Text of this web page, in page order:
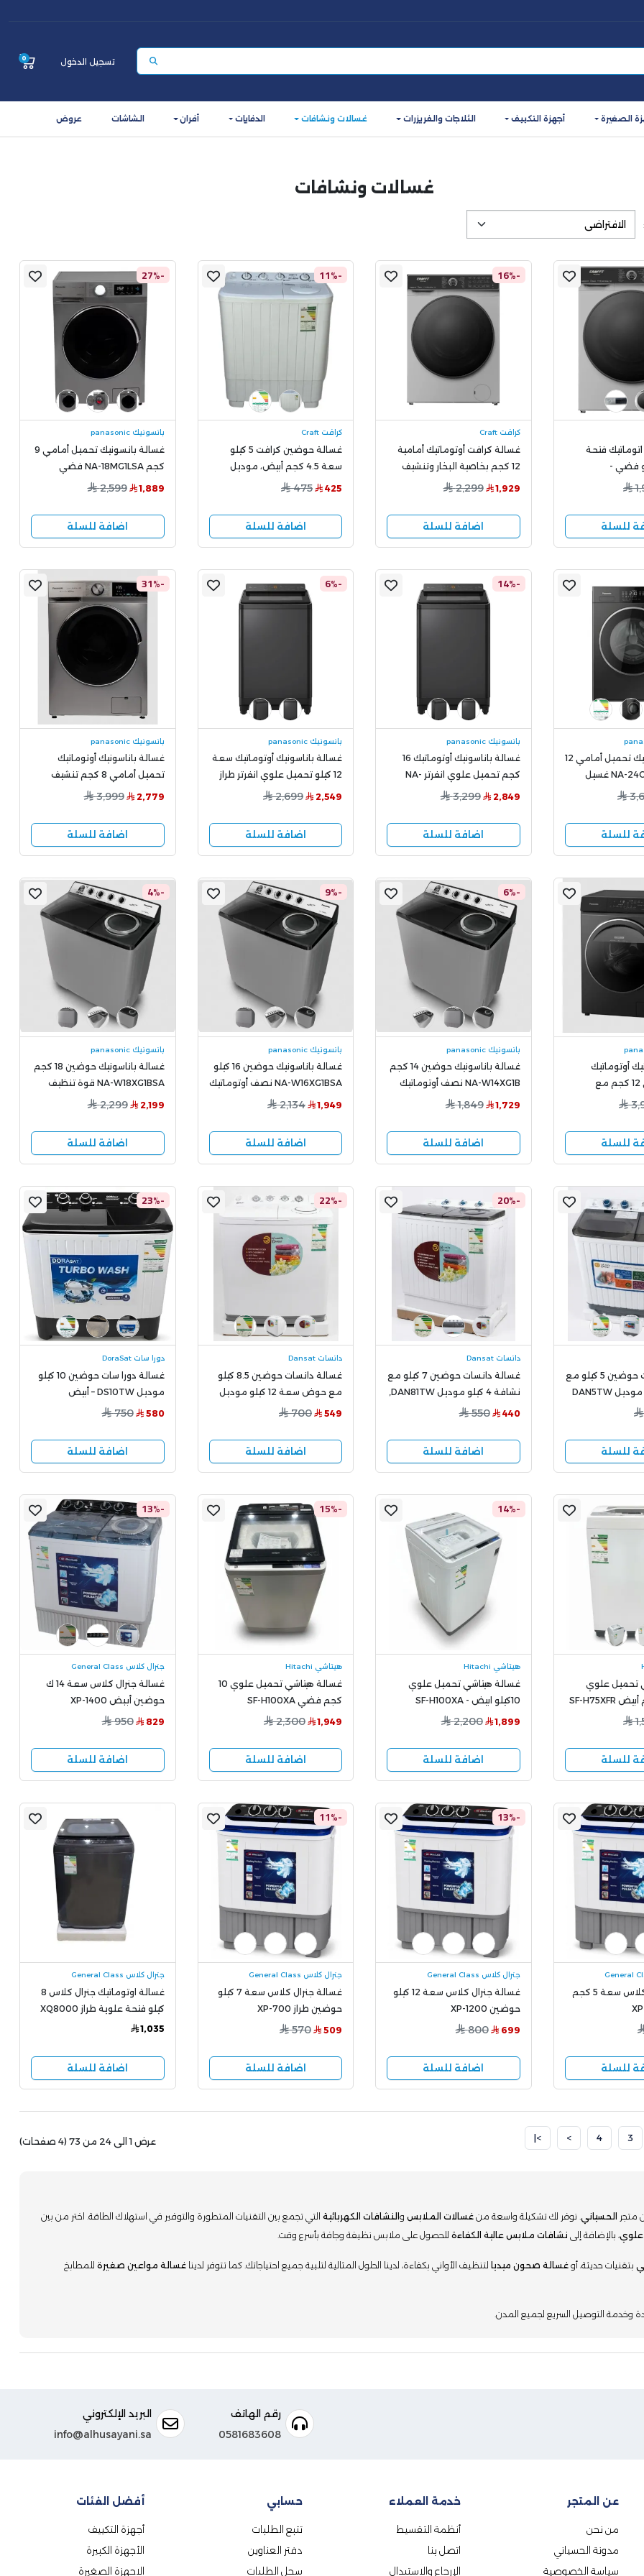
تسجيل الدخول 0
الصغيرة أجهزة التكييف الثلاجات والفريزرات غسالات ونشافات الدفايات أفران الشاشات عروض
غسالات ونشافات
فتحة
10 كيلو فضي -
للسلة
-16%
كرافت Craft
غسالة كرافت أوتوماتيك أمامية
12 كجم بخاصية البخار وتنشيف
كامل – فضي، موديل
1,929
2,299
اضافة للسلة
-11%
كرافت Craft
غسالة حوضين كرافت 5 كيلو
سعة 4.5 كجم أبيض، موديل
CTT1B5WG
425
475
اضافة للسلة
-27%
بانسونيك panasonic
غسالة بانسونيك تحميل أمامي 9
كجم NA-18MG1LSA فضي
1,889
2,599
اضافة للسلة
غسالة بانسونيك تحميل أمامي 12
كجم NA-24CER1BSA غسيل
للسلة
-14%
بانسونيك panasonic
غسالة باناسونيك أوتوماتيك 16
كجم تحميل علوي انفرتر NA-
FD16X3
2,849
3,299
اضافة للسلة
-6%
بانسونيك panasonic
غسالة باناسونيك أوتوماتيك سعة
12 كيلو تحميل علوي انفرتر طراز
NA-FD12X3BSA
2,549
2,699
اضافة للسلة
-31%
بانسونيك panasonic
غسالة باناسونيك أوتوماتيك
تحميل أمامي 8 كجم تنشيف
100% إنفرتر NA-S16ML1LSA
2,779
3,999
اضافة للسلة
أوتوماتيك
تحميل أمامي 12 كجم مع
للسلة
-6%
بانسونيك panasonic
غسالة باناسونيك حوضين 14 كجم
NA-W14XG1B نصف أوتوماتيك
1,729
1,849
اضافة للسلة
-9%
بانسونيك panasonic
غسالة باناسونيك حوضين 16 كيلو
NA-W16XG1BSA نصف أوتوماتيك
بسعة كبيرة وقوة تنظيف عالية
1,949
2,134
اضافة للسلة
-4%
بانسونيك panasonic
غسالة باناسونيك حوضين 18 كجم
NA-W18XG1BSA قوة تنظيف
عالية وسعة كبيرة
2,199
2,299
اضافة للسلة
غسالة دانسات حوضين 5 كيلو مع
للسلة
-20%
دانسات Dansat
غسالة دانسات حوضين 7 كيلو مع
أبيض
440
550
اضافة للسلة
-22%
دانسات Dansat
غسالة دانسات حوضين 8.5 كيلو
مع حوض سعة 12 كيلو موديل
DWT1221LW
549
700
اضافة للسلة
-23%
دورا سات DoraSat
غسالة دورا سات حوضين 10 كيلو
موديل DS10TW – أبيض
580
750
اضافة للسلة
تحميل علوي
للسلة
-14%
هيتاشي Hitachi
غسالة هيتاشي تحميل علوي
10كيلو ابيض - SF-H100XA
1,899
2,200
اضافة للسلة
-15%
هيتاشي Hitachi
غسالة هيتاشي تحميل علوي 10
كجم فضي SF-H100XA
1,949
2,300
اضافة للسلة
-13%
جنرال كلاس General Class
غسالة جنرال كلاس سعة 14 ك
حوضين أببض XP-1400
829
950
اضافة للسلة
غسالة جنرال كلاس سعة 5 كجم
للسلة
-13%
جنرال كلاس General Class
غسالة جنرال كلاس سعة 12 كيلو
حوضين XP-1200
699
800
اضافة للسلة
-11%
جنرال كلاس General Class
غسالة جنرال كلاس سعة 7 كيلو
حوضين طراز XP-700
509
570
اضافة للسلة
جنرال كلاس General Class
غسالة اوتوماتيك جنرال كلاس 8
كيلو فتحة علوية طراز XQ8000
1,035
اضافة للسلة
3
4
>
>| عرض 1 الى 24 من 73 (4 صفحات)
متجر الحسياني. نوفر لك تشكيلة واسعة من غسالات الملابس و النشافات الكهربائية التي تجمع بين التقنيات المتطورة والتوفير في استهلاك الطاقة. اختر من بين
علوي، بالإضافة إلى نشافات ملابس عالية الكفاءة للحصول على ملابس نظيفة وجافة بأسرع وقت.
بتقنيات حديثة، أو غسالة صحون ميديا لتنظيف الأواني بكفاءة، لدينا الحلول المثالية لتلبية جميع احتياجاتك. كما تتوفر لدينا غسالة مواعين صغيرة للمطابخ
وخدمة التوصيل السريع لجميع المدن.
رقم الهاتف
0581683608
البريد الإلكتروني
info@alhusayani.sa
عن المتجر
من نحن
مدونة الحسياني
سياسة الخصوصية
خدمة العملاء
أنظمة التقسيط
اتصل بنا
الإرجاع والاستبدال
حسابي
تتبع الطلبات
دفتر العناوين
سجل الطلبات
أفضل الفئات
أجهزة التكييف
الأجهزة الكبيرة
الاجهزة الصغيرة